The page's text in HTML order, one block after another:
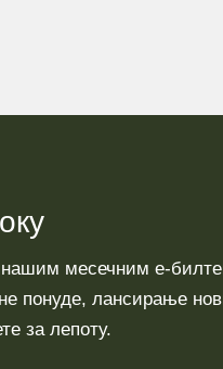
нашим месечним е-
понуде, лансирање
за лепоту.